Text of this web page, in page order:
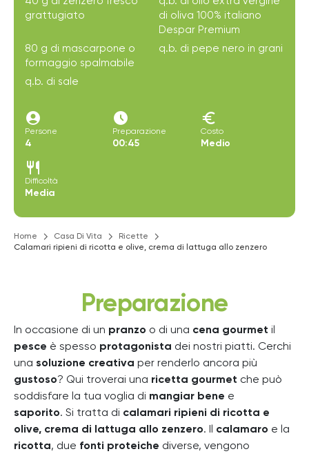
grattugiato
di oliva 100% italiano
Despar Premium
80 g di mascarpone o
formaggio spalmabile
q.b. di pepe nero in grani
q.b. di sale
account_circle
Persone
4
access_time_filled
Preparazione
00:45
euro
Costo
Medio
restaurant
Difficoltà
Media
Home Casa Di Vita
Ricette
Calamari ripieni di ricotta e olive, crema di lattuga allo zenzero
Preparazione
In occasione di un pranzo o di una cena gourmet il
pesce è spesso protagonista dei nostri piatti. Cerchi
una soluzione creativa per renderlo ancora più
gustoso? Qui troverai una ricetta gourmet che può
soddisfare la tua voglia di mangiar bene e
saporito. Si tratta di calamari ripieni di ricotta e
olive, crema di lattuga allo zenzero. calamaro e la
ricotta, due fonti proteiche diverse, vengono